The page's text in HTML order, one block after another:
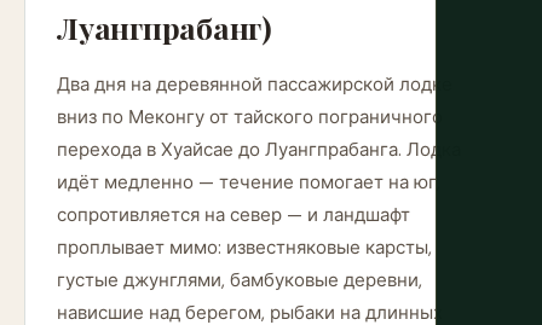
Луангпрабанг)
Два дня на деревянной пассажирской лодке
вниз по Меконгу от тайского пограничного
перехода в Хуайсае до Луангпрабанга. Лодка
идёт медленно — течение помогает на юг,
сопротивляется на север — и ландшафт
проплывает мимо: известняковые карсты,
густые джунглями, бамбуковые деревни,
нависшие над берегом, рыбаки на длинных